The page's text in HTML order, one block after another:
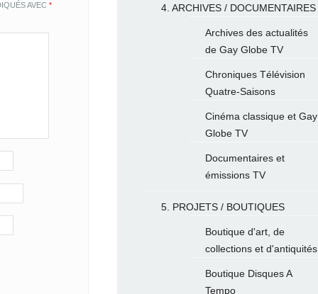
AVEC * 4. ARCHIVES / DOCUMENTAIRES
Archives des actualités
de Gay Globe TV
Chroniques Télévision
Quatre-Saisons
Cinéma classique et Gay
Globe TV
Documentaires et
émissions TV
5. PROJETS / BOUTIQUES
Boutique d'art, de
collections et d'antiquités
Boutique Disques A
Tempo